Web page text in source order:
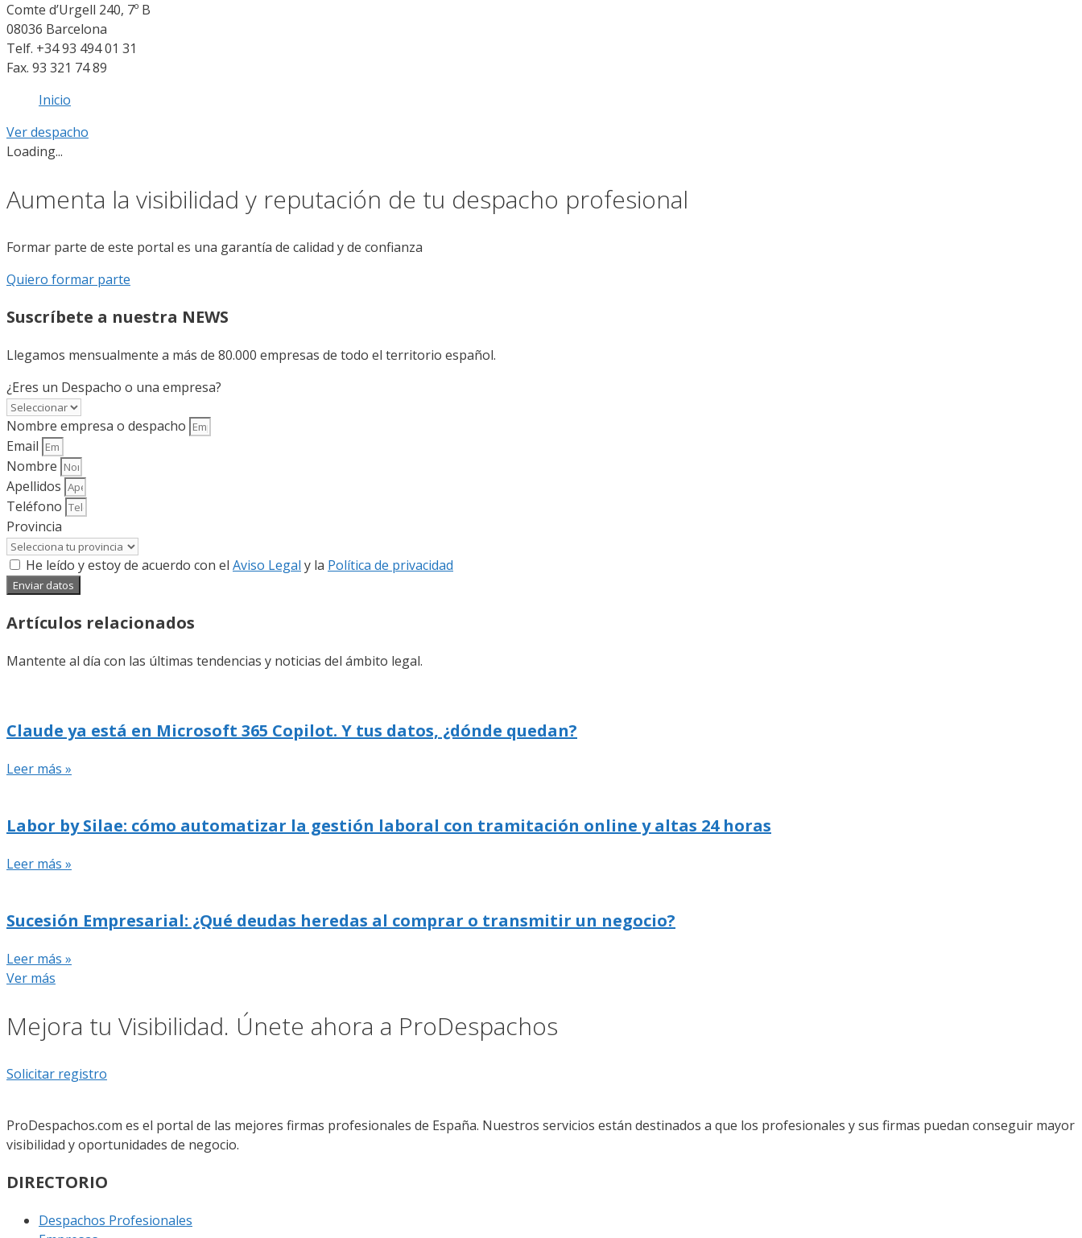
Comte d’Urgell 240, 7º B
08036 Barcelona
Telf. +34 93 494 01 31
Fax. 93 321 74 89
Inicio
Ver despacho
Loading...
Aumenta la visibilidad y reputación de tu despacho profesional
Formar parte de este portal es una garantía de calidad y de confianza
Quiero formar parte
Suscríbete a nuestra NEWS
Llegamos mensualmente a más de 80.000 empresas de todo el territorio español.
¿Eres un Despacho o una empresa?
Nombre empresa o despacho
Email
Nombre
Apellidos
Teléfono
Provincia
He leído y estoy de acuerdo con el Aviso Legal y la Política de privacidad
Enviar datos
Artículos relacionados
Mantente al día con las últimas tendencias y noticias del ámbito legal.
Claude ya está en Microsoft 365 Copilot. Y tus datos, ¿dónde quedan?
Leer más »
Labor by Silae: cómo automatizar la gestión laboral con tramitación online y altas 24 horas
Leer más »
Sucesión Empresarial: ¿Qué deudas heredas al comprar o transmitir un negocio?
Leer más »
Ver más
Mejora tu Visibilidad. Únete ahora a ProDespachos
Solicitar registro
ProDespachos.com es el portal de las mejores firmas profesionales de España. Nuestros servicios están destinados a que los profesionales y sus firmas puedan conseguir mayor
visibilidad y oportunidades de negocio.
DIRECTORIO
Despachos Profesionales